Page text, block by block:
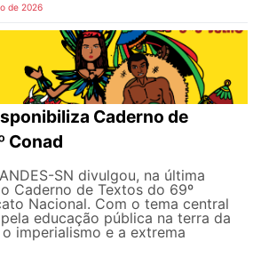
de 2026
Caderno de
Conad
SN divulgou, na última
Caderno de Textos do 69º
Nacional. Com o tema central
educação pública na terra da
imperialismo e a extrema